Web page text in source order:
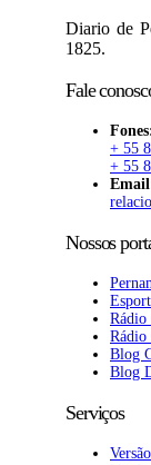
Diario de
1825.
Fale
+ 55
+ 55
Nossos
Rádio
Rádio
Blog
Blog
Serviços